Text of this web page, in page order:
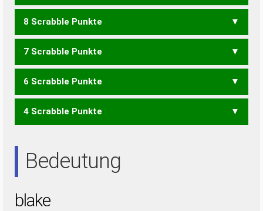
BAKE
8 Scrabble Punkte
BAK BKA ALKE
7 Scrabble Punkte
ALK LEK ALBE LABE
6 Scrabble Punkte
ALB BEL KEA LAB LEB
4 Scrabble Punkte
Bedeutung
blake